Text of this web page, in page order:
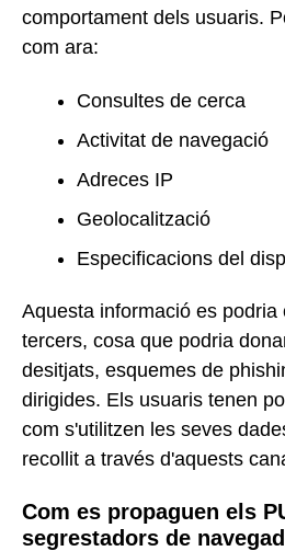
comportament dels usuaris.
com ara:
Consultes de cerca
Activitat de navegació
Adreces IP
Geolocalització
Especificacions del
Aquesta informació es
tercers, cosa que podria
desitjats, esquemes de
dirigides. Els usuaris tenen
com s'utilitzen les seves
recollit a través d'aquests
Com es propaguen els
segrestadors de